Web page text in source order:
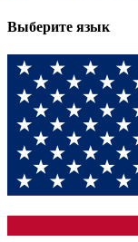
Выберите язык